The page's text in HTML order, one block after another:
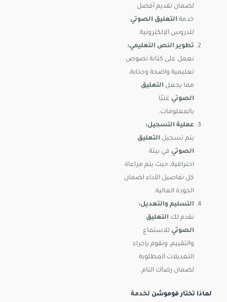
لضمان تقديم أفضل
خدمة التعليق الصوتي
للدروس الإلكترونية.
تطوير النص التعليمي:
نعمل على كتابة نصوص
تعليمية واضحة وجذابة،
مما يجعل التعليق
الصوتي غنيًا
بالمعلومات.
عملية التسجيل:
يتم تسجيل التعليق
الصوتي في بيئة
احترافية، حيث يتم مراعاة
كل تفاصيل الأداء لضمان
الجودة العالية.
التسليم والتعديل:
نقدم لك التعليق
الصوتي للاستماع
والتقييم، ونقوم بإجراء
التعديلات المطلوبة
لضمان رضاك التام.
لماذا تختار فوموشن لخدمة